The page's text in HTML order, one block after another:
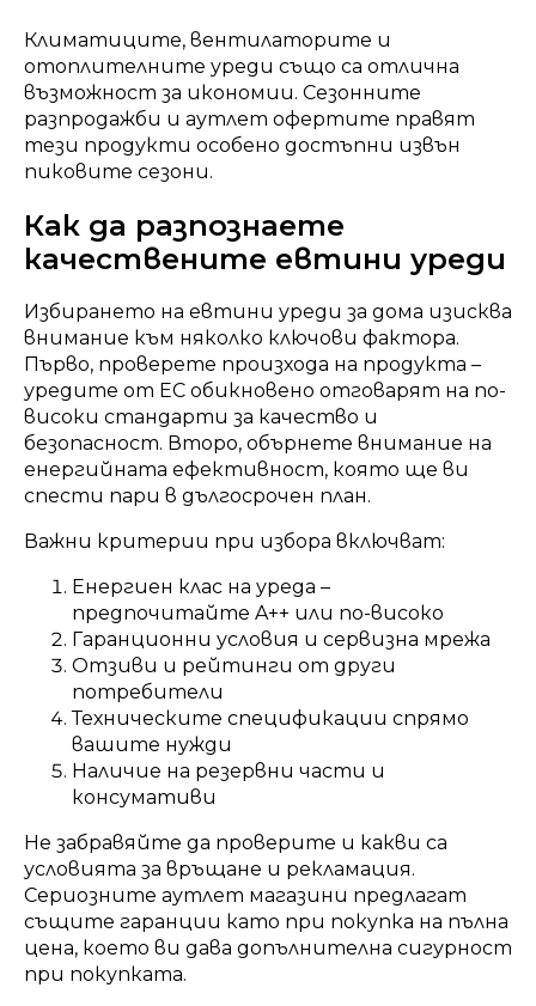
Климатиците, вентилаторите и
отоплителните уреди също са отлична
възможност за икономии. Сезонните
разпродажби и аутлет офертите правят
тези продукти особено достъпни извън
пиковите сезони.
Как да разпознаете
качествените евтини уреди
Избирането на евтини уреди за дома изисква
внимание към няколко ключови фактора.
Първо, проверете произхода на продукта –
уредите от ЕС обикновено отговарят на по-
високи стандарти за качество и
безопасност. Второ, обърнете внимание на
енергийната ефективност, която ще ви
спести пари в дългосрочен план.
Важни критерии при избора включват:
Енергиен клас на уреда –
предпочитайте A++ или по-високо
Гаранционни условия и сервизна мрежа
Отзиви и рейтинги от други
потребители
Техническите спецификации спрямо
вашите нужди
Наличие на резервни части и
консумативи
Не забравяйте да проверите и какви са
условията за връщане и рекламация.
Сериозните аутлет магазини предлагат
същите гаранции като при покупка на пълна
цена, което ви дава допълнителна сигурност
при покупката.